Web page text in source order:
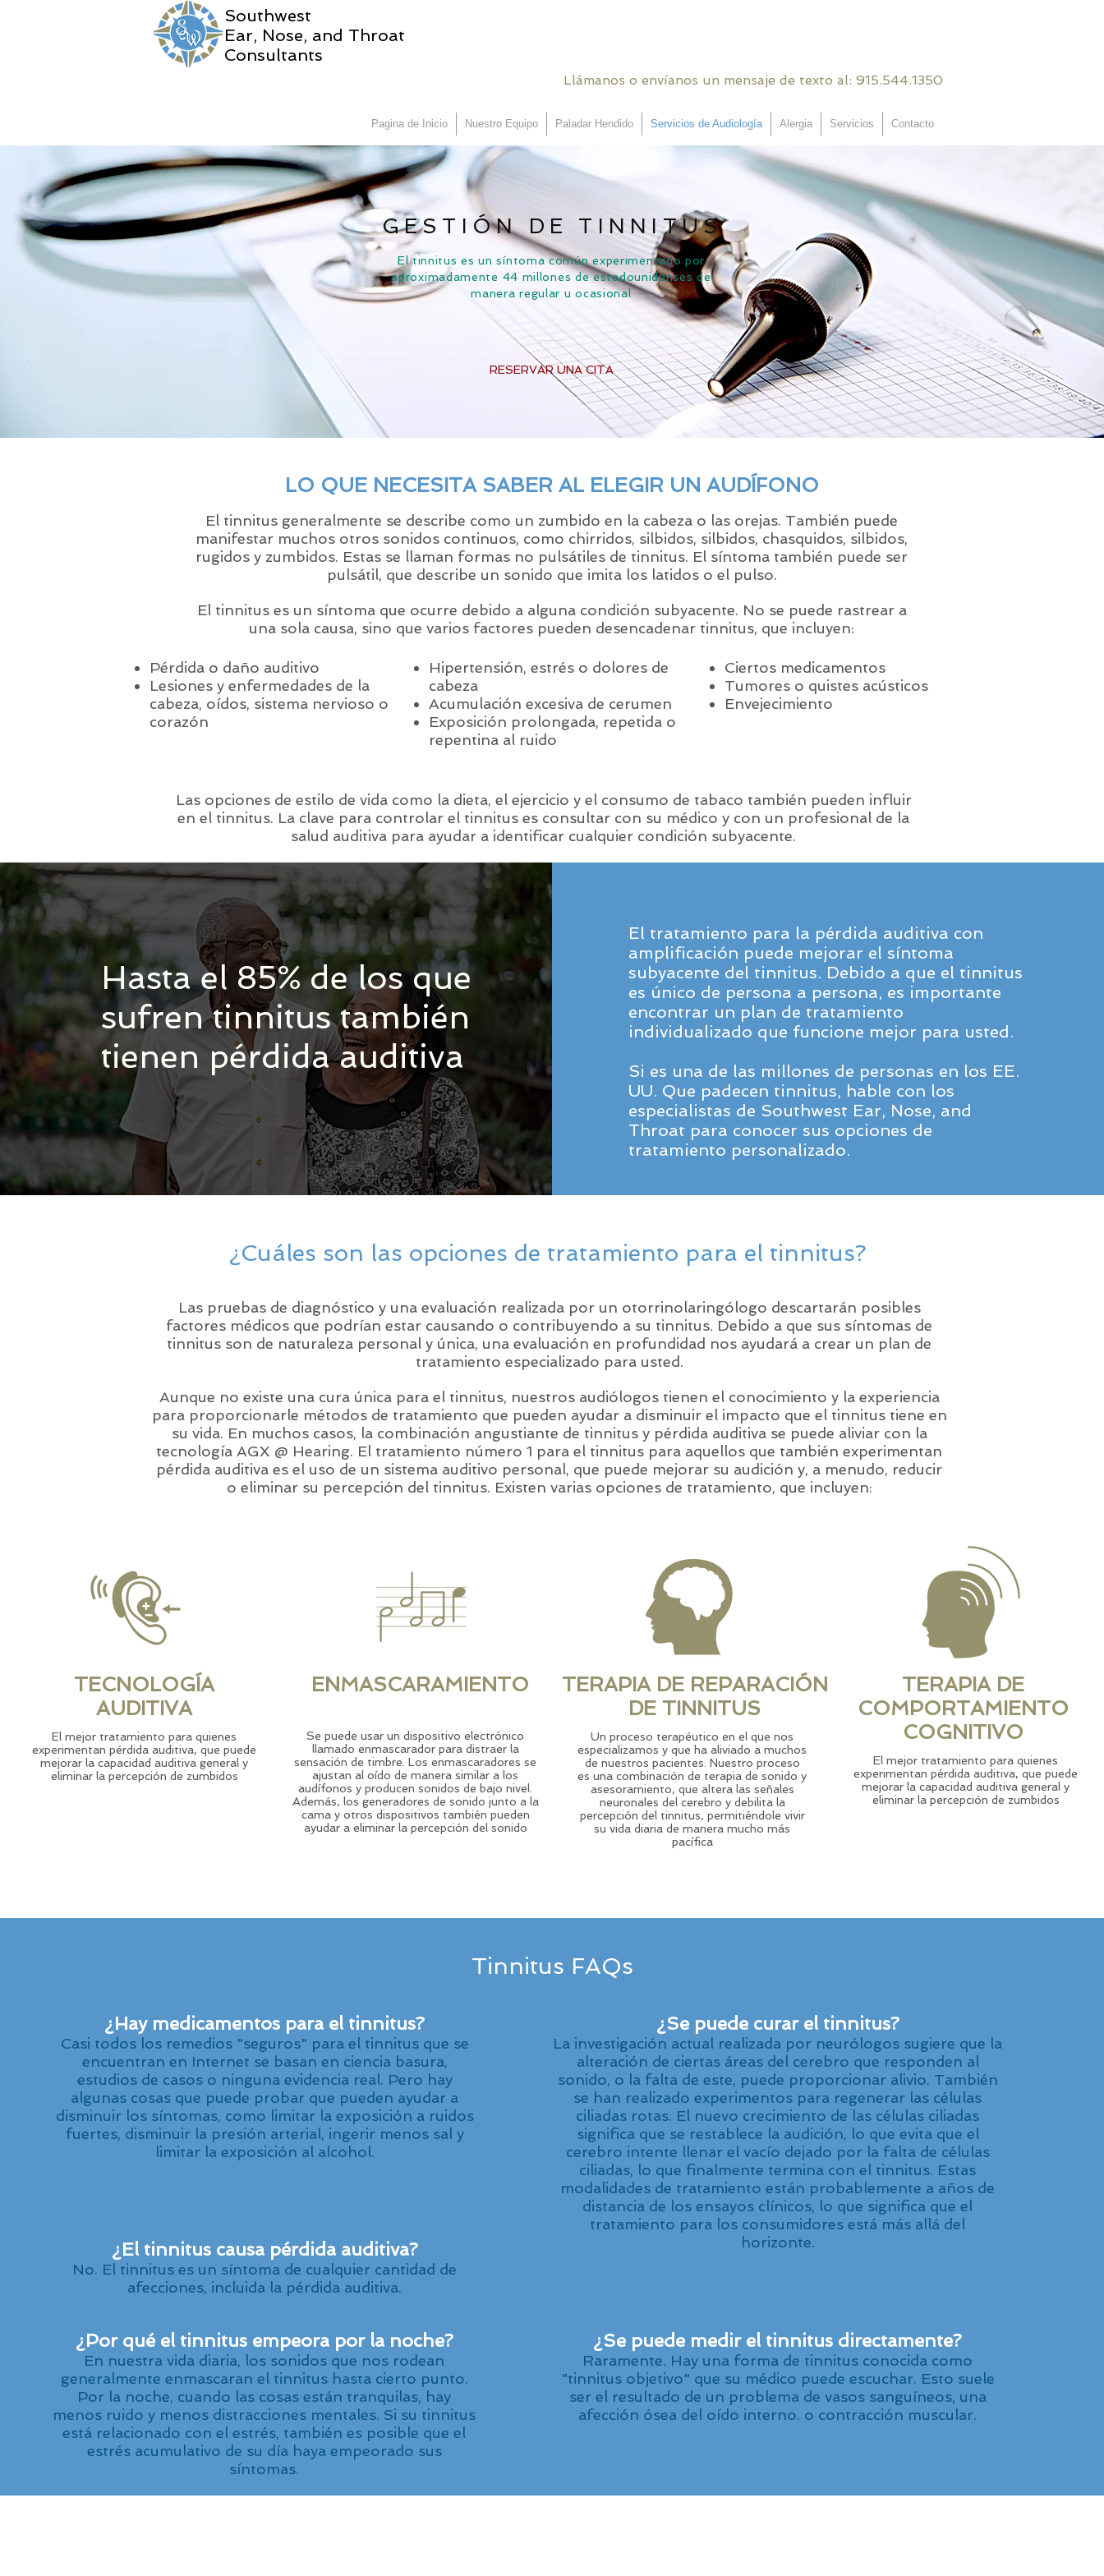
Southwest
Ear, Nose, and Throat
Consultants
Llámanos o envíanos un mensaje de texto al: 915.544.1350
Pagina de Inicio Nuestro Equipo Paladar Hendido Servicios de Audiología Alergia Servicios Contacto
GESTIÓN DE TINNITUS
El tinnitus es un síntoma común experimentado por
aproximadamente 44 millones de estadounidenses de
manera regular u ocasional
RESERVAR UNA CITA
LO QUE NECESITA SABER AL ELEGIR UN AUDÍFONO
El tinnitus generalmente se describe como un zumbido en la cabeza o las orejas. También puede
manifestar muchos otros sonidos continuos, como chirridos, silbidos, silbidos, chasquidos, silbidos,
rugidos y zumbidos. Estas se llaman formas no pulsátiles de tinnitus. El síntoma también puede ser
pulsátil, que describe un sonido que imita los latidos o el pulso.
El tinnitus es un síntoma que ocurre debido a alguna condición subyacente. No se puede rastrear a
una sola causa, sino que varios factores pueden desencadenar tinnitus, que incluyen:
Pérdida o daño auditivo
Lesiones y enfermedades de la
cabeza, oídos, sistema nervioso o
corazón
Hipertensión, estrés o dolores de
cabeza
Acumulación excesiva de cerumen
Exposición prolongada, repetida o
repentina al ruido
Ciertos medicamentos
Tumores o quistes acústicos
Envejecimiento
Las opciones de estilo de vida como la dieta, el ejercicio y el consumo de tabaco también pueden influir
en el tinnitus. La clave para controlar el tinnitus es consultar con su médico y con un profesional de la
salud auditiva para ayudar a identificar cualquier condición subyacente.
Hasta el 85% de los que
sufren tinnitus también
tienen pérdida auditiva
El tratamiento para la pérdida auditiva con
amplificación puede mejorar el síntoma
subyacente del tinnitus. Debido a que el tinnitus
es único de persona a persona, es importante
encontrar un plan de tratamiento
individualizado que funcione mejor para usted.
Si es una de las millones de personas en los EE.
UU. Que padecen tinnitus, hable con los
especialistas de Southwest Ear, Nose, and
Throat para conocer sus opciones de
tratamiento personalizado.
¿Cuáles son las opciones de tratamiento para el tinnitus?
Las pruebas de diagnóstico y una evaluación realizada por un otorrinolaringólogo descartarán posibles
factores médicos que podrían estar causando o contribuyendo a su tinnitus. Debido a que sus síntomas de
tinnitus son de naturaleza personal y única, una evaluación en profundidad nos ayudará a crear un plan de
tratamiento especializado para usted.
Aunque no existe una cura única para el tinnitus, nuestros audiólogos tienen el conocimiento y la experiencia
para proporcionarle métodos de tratamiento que pueden ayudar a disminuir el impacto que el tinnitus tiene en
su vida. En muchos casos, la combinación angustiante de tinnitus y pérdida auditiva se puede aliviar con la
tecnología AGX @ Hearing. El tratamiento número 1 para el tinnitus para aquellos que también experimentan
pérdida auditiva es el uso de un sistema auditivo personal, que puede mejorar su audición y, a menudo, reducir
o eliminar su percepción del tinnitus. Existen varias opciones de tratamiento, que incluyen:
TECNOLOGÍA
AUDITIVA
El mejor tratamiento para quienes
experimentan pérdida auditiva, que puede
mejorar la capacidad auditiva general y
eliminar la percepción de zumbidos
ENMASCARAMIENTO
Se puede usar un dispositivo electrónico
llamado enmascarador para distraer la
sensación de timbre. Los enmascaradores se
ajustan al oído de manera similar a los
audífonos y producen sonidos de bajo nivel.
Además, los generadores de sonido junto a la
cama y otros dispositivos también pueden
ayudar a eliminar la percepción del sonido
TERAPIA DE REPARACIÓN
DE TINNITUS
Un proceso terapéutico en el que nos
especializamos y que ha aliviado a muchos
de nuestros pacientes. Nuestro proceso
es una combinación de terapia de sonido y
asesoramiento, que altera las señales
neuronales del cerebro y debilita la
percepción del tinnitus, permitiéndole vivir
su vida diaria de manera mucho más
pacífica
TERAPIA DE
COMPORTAMIENTO
COGNITIVO
El mejor tratamiento para quienes
experimentan pérdida auditiva, que puede
mejorar la capacidad auditiva general y
eliminar la percepción de zumbidos
Tinnitus FAQs
¿Hay medicamentos para el tinnitus?
Casi todos los remedios "seguros" para el tinnitus que se
encuentran en Internet se basan en ciencia basura,
estudios de casos o ninguna evidencia real. Pero hay
algunas cosas que puede probar que pueden ayudar a
disminuir los síntomas, como limitar la exposición a ruidos
fuertes, disminuir la presión arterial, ingerir menos sal y
limitar la exposición al alcohol.
¿El tinnitus causa pérdida auditiva?
No. El tinnitus es un síntoma de cualquier cantidad de
afecciones, incluida la pérdida auditiva.
¿Se puede curar el tinnitus?
La investigación actual realizada por neurólogos sugiere que la
alteración de ciertas áreas del cerebro que responden al
sonido, o la falta de este, puede proporcionar alivio. También
se han realizado experimentos para regenerar las células
ciliadas rotas. El nuevo crecimiento de las células ciliadas
significa que se restablece la audición, lo que evita que el
cerebro intente llenar el vacío dejado por la falta de células
ciliadas, lo que finalmente termina con el tinnitus. Estas
modalidades de tratamiento están probablemente a años de
distancia de los ensayos clínicos, lo que significa que el
tratamiento para los consumidores está más allá del
horizonte.
¿Por qué el tinnitus empeora por la noche?
En nuestra vida diaria, los sonidos que nos rodean
generalmente enmascaran el tinnitus hasta cierto punto.
Por la noche, cuando las cosas están tranquilas, hay
menos ruido y menos distracciones mentales. Si su tinnitus
está relacionado con el estrés, también es posible que el
estrés acumulativo de su día haya empeorado sus
síntomas.
¿Se puede medir el tinnitus directamente?
Raramente. Hay una forma de tinnitus conocida como
"tinnitus objetivo" que su médico puede escuchar. Esto suele
ser el resultado de un problema de vasos sanguíneos, una
afección ósea del oído interno. o contracción muscular.